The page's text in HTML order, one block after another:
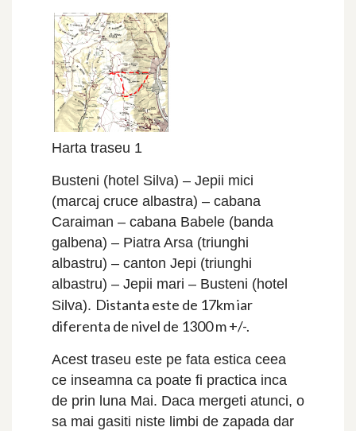
Harta traseu 1
Busteni (hotel Silva) – Jepii mici
(marcaj cruce albastra) – cabana
Caraiman – cabana Babele (banda
galbena) – Piatra Arsa (triunghi
albastru) – canton Jepi (triunghi
albastru) – Jepii mari – Busteni (hotel
Silva). Distanta este de 17km iar
diferenta de nivel de 1300 m +/-.
Acest traseu este pe fata estica ceea
ce inseamna ca poate fi practica inca
de prin luna Mai. Daca mergeti atunci, o
sa mai gasiti niste limbi de zapada dar